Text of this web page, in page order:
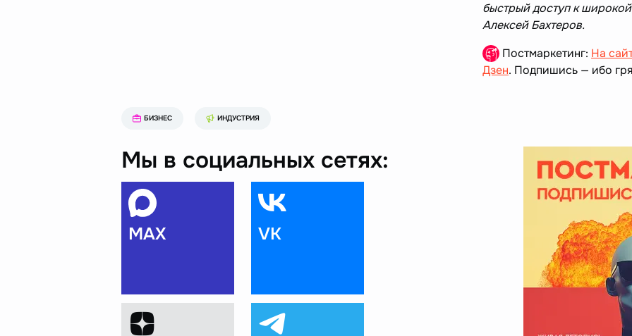
быстрый доступ к
Алексей Бахтеров.
Постмаркетинг: На
Дзен. Подпишись — ибо
БИЗНЕС ИНДУСТРИЯ
Мы в социальных сетях:
MAX VK